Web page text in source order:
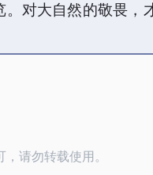
对大自然的敬畏，
请勿转载使用。